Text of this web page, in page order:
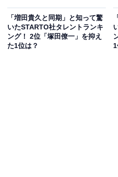
「増田貴久と同期」と知って驚
いたSTARTO社タレントランキ
ング！ 2位「塚田僚一」を抑え
た1位は？